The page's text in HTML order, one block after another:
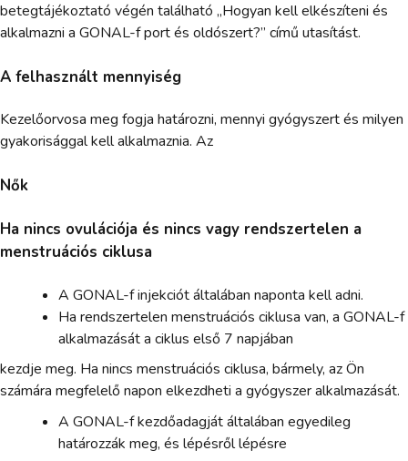
betegtájékoztató végén található „Hogyan kell elkészíteni és
alkalmazni a GONAL-f port és oldószert?” című utasítást.
A felhasznált mennyiség
Kezelőorvosa meg fogja határozni, mennyi gyógyszert és milyen
gyakorisággal kell alkalmaznia. Az
Nők
Ha nincs ovulációja és nincs vagy rendszertelen a
menstruációs ciklusa
A GONAL-f injekciót általában naponta kell adni.
Ha rendszertelen menstruációs ciklusa van, a GONAL-f
alkalmazását a ciklus első 7 napjában
kezdje meg. Ha nincs menstruációs ciklusa, bármely, az Ön
számára megfelelő napon elkezdheti a gyógyszer alkalmazását.
A GONAL-f kezdőadagját általában egyedileg
határozzák meg, és lépésről lépésre